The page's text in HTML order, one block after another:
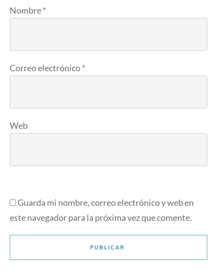
Nombre*
Correo electrónico*
Web
Guarda mi nombre, correo electrónico y web en
este navegador para la próxima vez que comente.
PUBLICAR